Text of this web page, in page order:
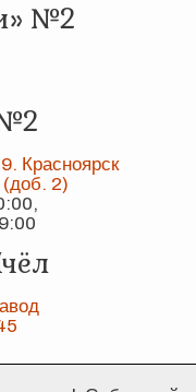
№2
Красноярск
2)